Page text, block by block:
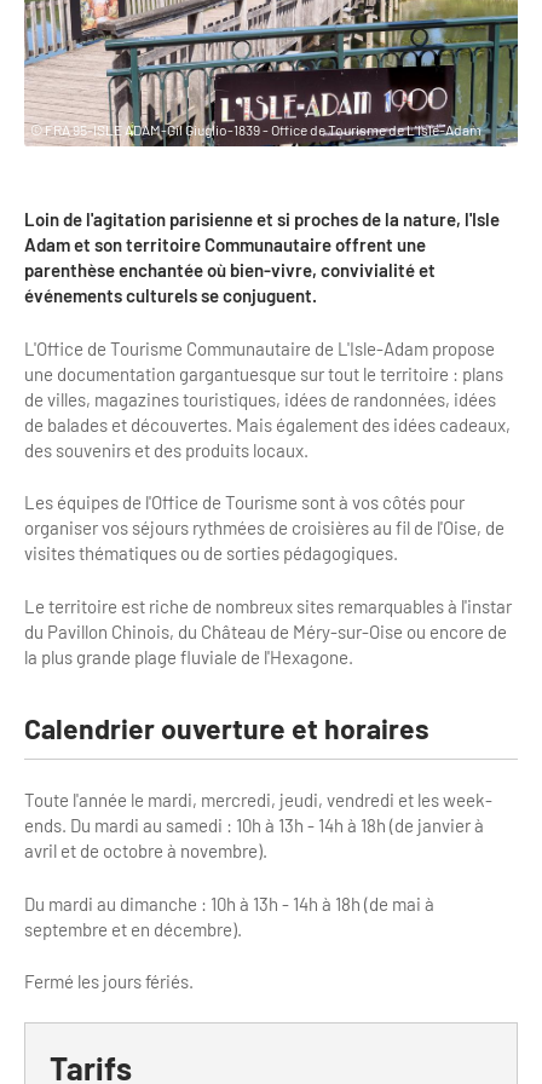
Clientèles lointaines
Clientèles spécifiques
Etudes et enquêtes
Dispositifs d'enquêtes
Chiffres Annuels
Chiffres clés de la destination
Repères annuel
La liste des OT d'Île-de-France
APIDAE
Offres d'emplois et de stages
Mode d'emploi formations
Formations inter-filières
Ateliers
Matinales
E-learning
Bilan des actions de professionnalisation
Améliorer l’expérience de vos visiteurs
Besoins et attentes des visiteurs
Améliorer la qualité
Labels, Certifications et Normes
Tourisme & Handicap
Se former et s'informer à l'Accessibilité
Nos publics en situation de handicap
Comment se rendre accessible?
Restaurants impressionnistes
Hébergements impressionnistes
Offre culturelle impressionniste
Activités
Musée - Monuments - Châteaux
Parcs d’attractions et animaliers
Cabarets et casino
Grands magasins et outlets
City Tours
Incentive et team building
Logistique
Agences Réceptives et évènementielles
Guides et interprètes
Services, Wifi, cartes
Autocaristes/Transporteurs/transféristes
Destination Groupes
© FRA 95-ISLE ADAM-Gil Giuglio-1839 - Office de Tourisme de L'Isle-Adam
Loin de l'agitation parisienne et si proches de la nature, l'Isle
Adam et son territoire Communautaire offrent une
parenthèse enchantée où bien-vivre, convivialité et
événements culturels se conjuguent.
L'Office de Tourisme Communautaire de L'Isle-Adam propose
une documentation gargantuesque sur tout le territoire : plans
de villes, magazines touristiques, idées de randonnées, idées
de balades et découvertes. Mais également des idées cadeaux,
des souvenirs et des produits locaux.
Les équipes de l'Office de Tourisme sont à vos côtés pour
organiser vos séjours rythmées de croisières au fil de l'Oise, de
visites thématiques ou de sorties pédagogiques.
Le territoire est riche de nombreux sites remarquables à l'instar
du Pavillon Chinois, du Château de Méry-sur-Oise ou encore de
la plus grande plage fluviale de l'Hexagone.
Calendrier ouverture et horaires
Toute l'année le mardi, mercredi, jeudi, vendredi et les week-
ends. Du mardi au samedi : 10h à 13h - 14h à 18h (de janvier à
avril et de octobre à novembre).
Du mardi au dimanche : 10h à 13h - 14h à 18h (de mai à
septembre et en décembre).
Fermé les jours fériés.
Tarifs